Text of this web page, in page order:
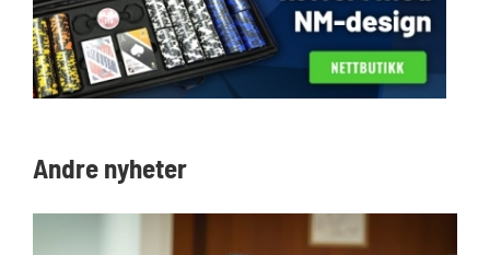
Andre nyheter